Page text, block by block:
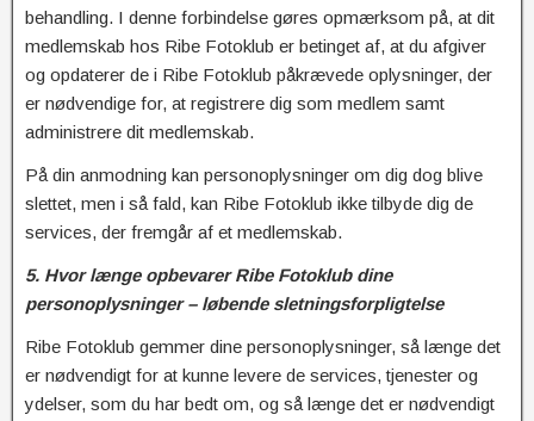
behandling. I denne forbindelse gøres opmærksom på, at dit
medlemskab hos Ribe Fotoklub er betinget af, at du afgiver
og opdaterer de i Ribe Fotoklub påkrævede oplysninger, der
er nødvendige for, at registrere dig som medlem samt
administrere dit medlemskab.
På din anmodning kan personoplysninger om dig dog blive
slettet, men i så fald, kan Ribe Fotoklub ikke tilbyde dig de
services, der fremgår af et medlemskab.
5. Hvor længe opbevarer Ribe Fotoklub dine
personoplysninger – løbende sletningsforpligtelse
Ribe Fotoklub gemmer dine personoplysninger, så længe det
er nødvendigt for at kunne levere de services, tjenester og
ydelser, som du har bedt om, og så længe det er nødvendigt